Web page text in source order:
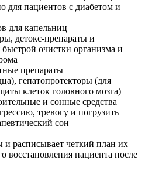
для пациентов с диабетом и
для капельниц
детокс-препараты и
очистки организма и
препараты
гепатопротекторы (для
клеток головного мозга)
и сонные средства
тревогу и погрузить
сон
и расписывает четкий план их
восстановления пациента после